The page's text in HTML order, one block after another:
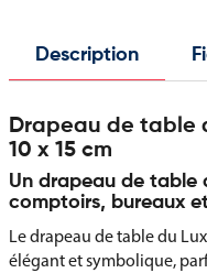
Description
Drapeau de table
10 x 15 cm
Un drapeau de table
comptoirs, bureaux
Le drapeau de table du
élégant et symbolique,